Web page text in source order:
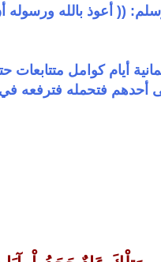
(( أعوذ بالله ورسوله
أيام كوامل متتابعات
أحدهم فتحمله فترفعه في